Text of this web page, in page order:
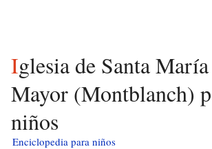
Iglesia de Santa María la
Mayor (Montblanch)
niños
Enciclopedia para niños